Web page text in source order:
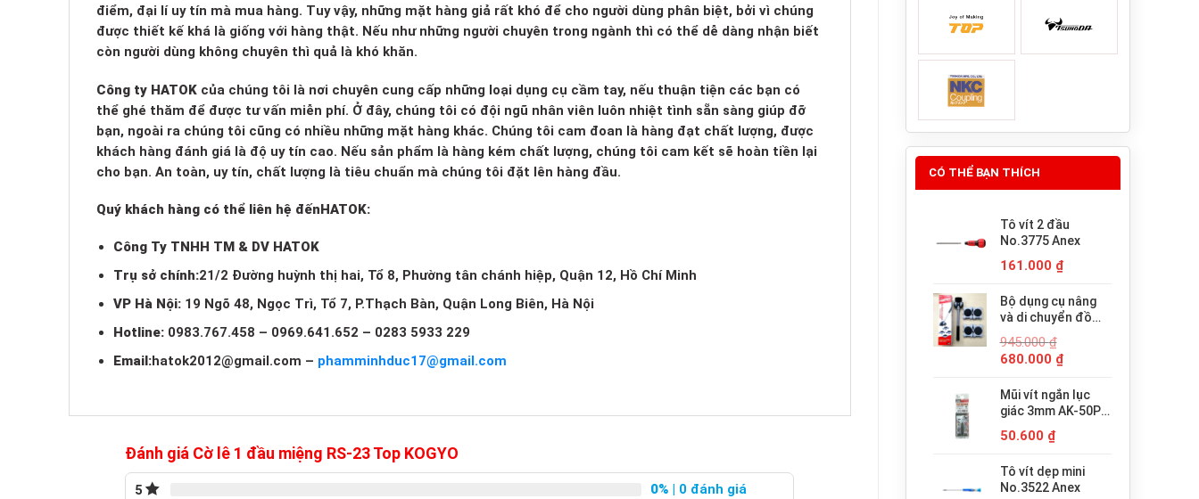
CÓ THỂ BẠN THÍCH
Tô vít 2 đầu
No.3775 Anex
161.000 ₫
Bộ dụng cụ nâng
và di chuyển đồ
minh PICUS LP-
200N
945.000₫
Giá
là:
945.000 ₫.
680.000 ₫Giá
tại
là:
Mũi vít ngắn lục
giác 3mm AK-50P-
50.600 ₫
Tô vít dẹp mini
No.3522 Anex
điểm, đại lí uy tín mà mua hàng. Tuy vậy, những mặt hàng giả rất khó để cho người dùng phân biệt, bởi vì chúng
được thiết kế khá là giống với hàng thật. Nếu như những người chuyên trong ngành thì có thể dễ dàng nhận biết
còn người dùng không chuyên thì quả là khó khăn.
Công ty HATOK của chúng tôi là nơi chuyên cung cấp những loại dụng cụ cầm tay, nếu thuận tiện các bạn có
thể ghé thăm để được tư vấn miễn phí. Ở đây, chúng tôi có đội ngũ nhân viên luôn nhiệt tình sẵn sàng giúp đỡ
bạn, ngoài ra chúng tôi cũng có nhiều những mặt hàng khác. Chúng tôi cam đoan là hàng đạt chất lượng, được
khách hàng đánh giá là độ uy tín cao. Nếu sản phẩm là hàng kém chất lượng, chúng tôi cam kết sẽ hoàn tiền lại
cho bạn. An toàn, uy tín, chất lượng là tiêu chuẩn mà chúng tôi đặt lên hàng đầu.
Quý khách hàng có thể liên hệ đếnHATOK:
Công Ty TNHH TM & DV HATOK
Trụ sở chính:21/2 Đường huỳnh thị hai, Tổ 8, Phường tân chánh hiệp, Quận 12, Hồ Chí Minh
VP Hà Nội: 19 Ngõ 48, Ngọc Trì, Tổ 7, P.Thạch Bàn, Quận Long Biên, Hà Nội
Hotline: 0983.767.458 – 0969.641.652 – 0283 5933 229
Email:hatok2012@gmail.com – phamminhduc17@gmail.com
Đánh giá Cờ lê 1 đầu miệng RS-23 Top KOGYO
5 0% | 0 đánh giá